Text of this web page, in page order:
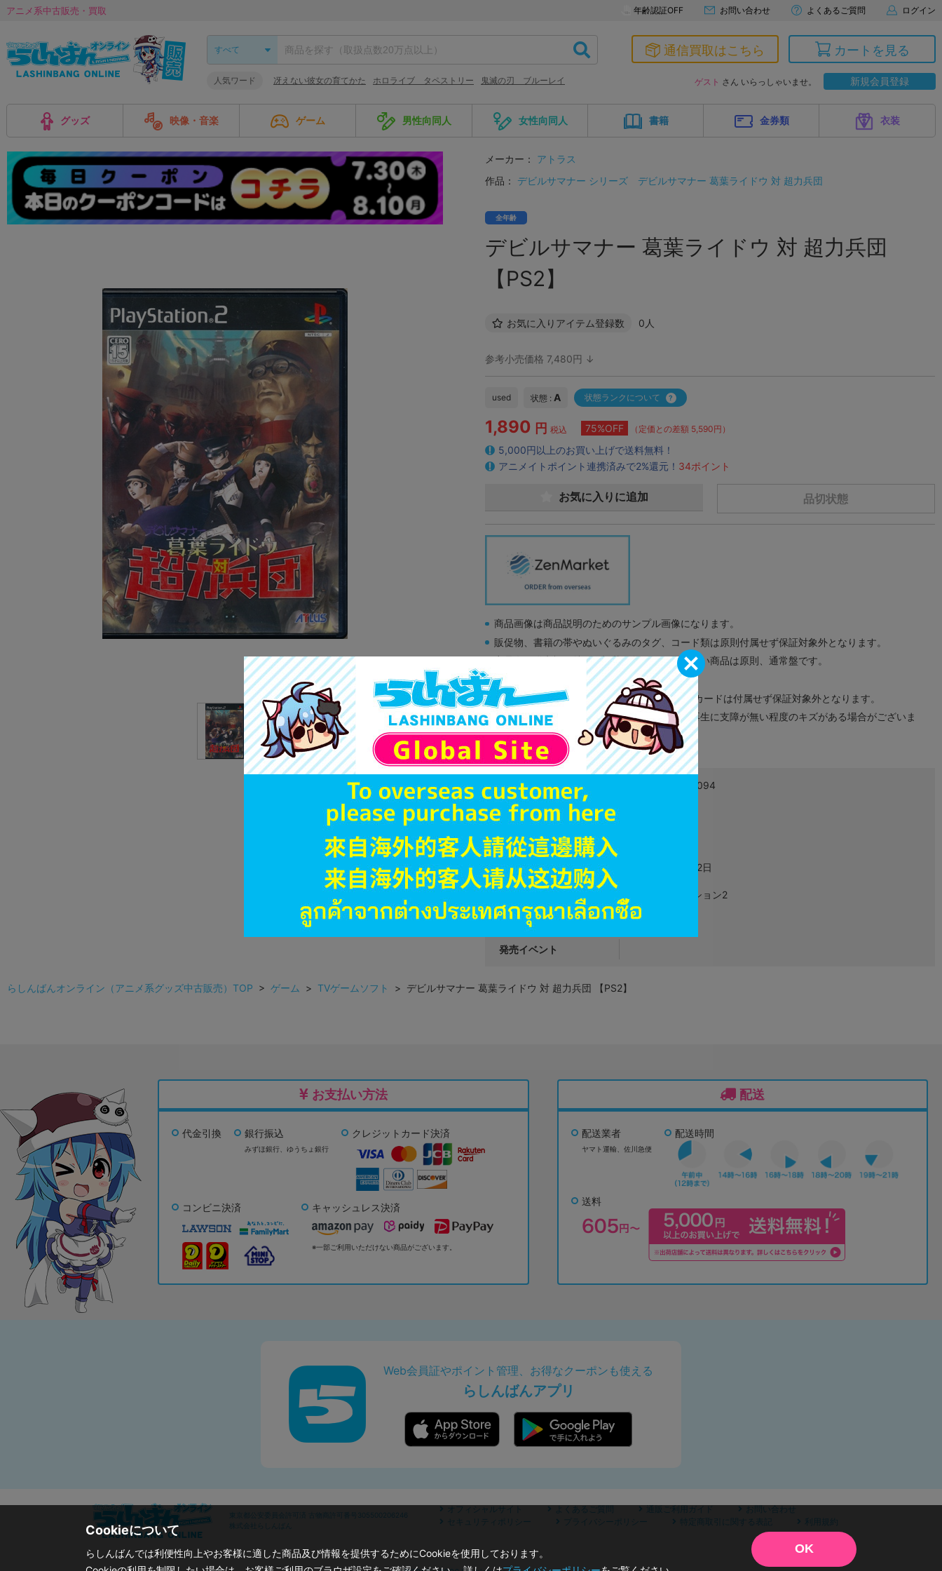
アニメ系中古販売・買取 年齢認証OFF お問い合わせ よくあるご質問 ログイン
人気ワード 冴えない彼女の育てかた ホロライブ タペストリー 鬼滅の刃 ブルーレイ
通信買取はこちら カートを見る
ゲスト さん いらっしゃいませ。 新規会員登録
グッズ 映像・音楽 ゲーム 男性向同人 女性向同人 書籍 金券類 衣装
メーカー：
アトラス
作品：
デビルサマナー シリーズ デビルサマナー 葛葉ライドウ 対 超力兵団
全年齢
デビルサマナー 葛葉ライドウ 対 超力兵団
【PS2】
お気に入りアイテム登録数 0人
参考小売価格 7,480円 ↓
used 状態 : A 状態ランクについて
1,890 円 税込 75%OFF （定価との差額 5,590円）
5,000円以上のお買い上げで送料無料！
アニメイトポイント連携済みで2%還元！ 34ポイント
品切状態
お気に入りに追加
商品画像は商品説明のためのサンプル画像になります。
販促物、書籍の帯やぬいぐるみのタグ、コード類は原則付属せず保証対象外となります。
商品名や備考欄に特別な記載が無い限り取り扱い商品は原則、通常盤です。
「電池」は原則として保証対象外となります。
ゲーム機本体には、SDカードなどのメモリーカードは付属せず保証対象外となります。
ディスク類の読み取り面のキズに関しまして再生に支障が無い程度のキズがある場合がございま
す。
※詳細につきましてはコチラ
JANコード 4984995900094
商品番号
商品カテゴリ
発売日 2006年03月02日
ハード プレイステーション2
型番 SLPM-66246
発売イベント
らしんばんオンライン（アニメ系グッズ中古販売）TOP > ゲーム > TVゲームソフト > デビルサマナー 葛葉ライドウ 対 超力兵団 【PS2】
お支払い方法
代金引換 銀行振込
みずほ銀行、 ゆうちょ銀行
クレジットカード決済
コンビニ決済 キャッシュレス決済
※一部ご利用いただけない商品がございます。
配送
配送業者
ヤマト運輸、佐川急便
配送時間
送料
Web会員証やポイント管理、お得なクーポンも使える
らしんばんアプリ
東京都公安委員会許可済 古物商許可番号305500206246
株式会社らしんばん
オフィシャルサイト よくあるご質問 通販ご利用ガイド
お問い合わせ
セキュリティポリシー
プライバシーポリシー 特定商取引に関する表記 利用規約
Cookieについて
らしんばんでは利便性向上やお客様に適した商品及び情報を提供するためにCookieを使用しております。
OK